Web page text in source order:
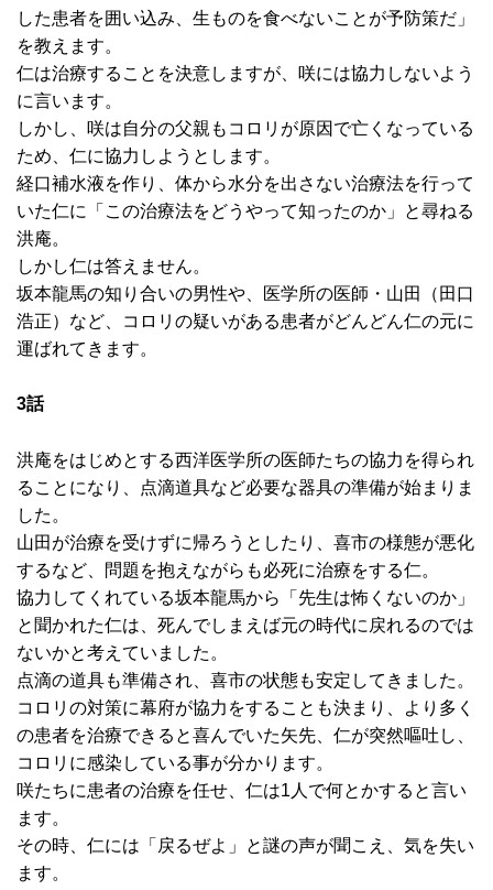
した患者を囲い込み、生ものを食べないことが予防策だ」
を教えます。
仁は治療することを決意しますが、咲には協力しないよう
に言います。
しかし、咲は自分の父親もコロリが原因で亡くなっている
ため、仁に協力しようとします。
経口補水液を作り、体から水分を出さない治療法を行って
いた仁に「この治療法をどうやって知ったのか」と尋ねる
洪庵。
しかし仁は答えません。
坂本龍馬の知り合いの男性や、医学所の医師・山田（田口
浩正）など、コロリの疑いがある患者がどんどん仁の元に
運ばれてきます。
3話
洪庵をはじめとする西洋医学所の医師たちの協力を得られ
ることになり、点滴道具など必要な器具の準備が始まりま
した。
山田が治療を受けずに帰ろうとしたり、喜市の様態が悪化
するなど、問題を抱えながらも必死に治療をする仁。
協力してくれている坂本龍馬から「先生は怖くないのか」
と聞かれた仁は、死んでしまえば元の時代に戻れるのでは
ないかと考えていました。
点滴の道具も準備され、喜市の状態も安定してきました。
コロリの対策に幕府が協力をすることも決まり、より多く
の患者を治療できると喜んでいた矢先、仁が突然嘔吐し、
コロリに感染している事が分かります。
咲たちに患者の治療を任せ、仁は1人で何とかすると言い
ます。
その時、仁には「戻るぜよ」と謎の声が聞こえ、気を失い
ます。